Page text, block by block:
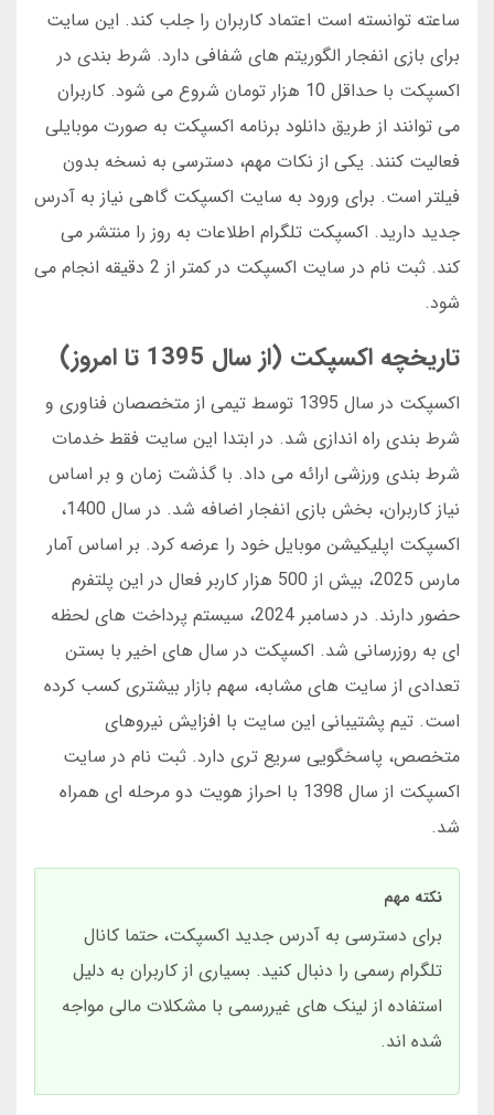
ساعته توانسته است اعتماد کاربران را جلب کند. این سایت
برای بازی انفجار الگوریتم های شفافی دارد. شرط بندی در
اکسپکت با حداقل 10 هزار تومان شروع می شود. کاربران
می توانند از طریق دانلود برنامه اکسپکت به صورت موبایلی
فعالیت کنند. یکی از نکات مهم، دسترسی به نسخه بدون
فیلتر است. برای ورود به سایت اکسپکت گاهی نیاز به آدرس
جدید دارید. اکسپکت تلگرام اطلاعات به روز را منتشر می
کند. ثبت نام در سایت اکسپکت در کمتر از 2 دقیقه انجام می
شود.
تاریخچه اکسپکت (از سال 1395 تا امروز)
اکسپکت در سال 1395 توسط تیمی از متخصصان فناوری و
شرط بندی راه اندازی شد. در ابتدا این سایت فقط خدمات
شرط بندی ورزشی ارائه می داد. با گذشت زمان و بر اساس
نیاز کاربران، بخش بازی انفجار اضافه شد. در سال 1400،
اکسپکت اپلیکیشن موبایل خود را عرضه کرد. بر اساس آمار
مارس 2025، بیش از 500 هزار کاربر فعال در این پلتفرم
حضور دارند. در دسامبر 2024، سیستم پرداخت های لحظه
ای به روزرسانی شد. اکسپکت در سال های اخیر با بستن
تعدادی از سایت های مشابه، سهم بازار بیشتری کسب کرده
است. تیم پشتیبانی این سایت با افزایش نیروهای
متخصص، پاسخگویی سریع تری دارد. ثبت نام در سایت
اکسپکت از سال 1398 با احراز هویت دو مرحله ای همراه
شد.
نکته مهم
برای دسترسی به آدرس جدید اکسپکت، حتما کانال
تلگرام رسمی را دنبال کنید. بسیاری از کاربران به دلیل
استفاده از لینک های غیررسمی با مشکلات مالی مواجه
شده اند.